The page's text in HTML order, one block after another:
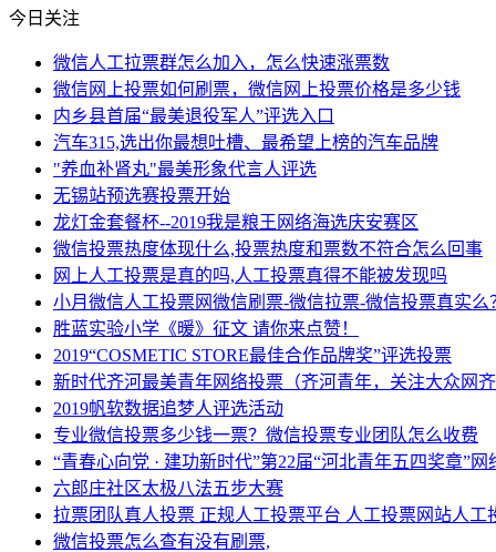
今日关注
微信人工拉票群怎么加入，怎么快速涨票数
微信网上投票如何刷票，微信网上投票价格是多少钱
内乡县首届“最美退役军人”评选入口
汽车315,选出你最想吐槽、最希望上榜的汽车品牌
"养血补肾丸"最美形象代言人评选
无锡站预选赛投票开始
龙灯金套餐杯--2019我是粮王网络海选庆安赛区
微信投票热度体现什么,投票热度和票数不符合怎么回事
网上人工投票是真的吗,人工投票真得不能被发现吗
小月微信人工投票网微信刷票-微信拉票-微信投票真实么
胜蓝实验小学《暖》征文 请你来点赞！
2019“COSMETIC STORE最佳合作品牌奖”评选投票
新时代齐河最美青年网络投票（齐河青年，关注大众网
2019帆软数据追梦人评选活动
专业微信投票多少钱一票？微信投票专业团队怎么收费
“青春心向党 · 建功新时代”第22届“河北青年五四奖章”网
六郎庄社区太极八法五步大赛
拉票团队真人投票 正规人工投票平台 人工投票网站人工
微信投票怎么查有没有刷票,